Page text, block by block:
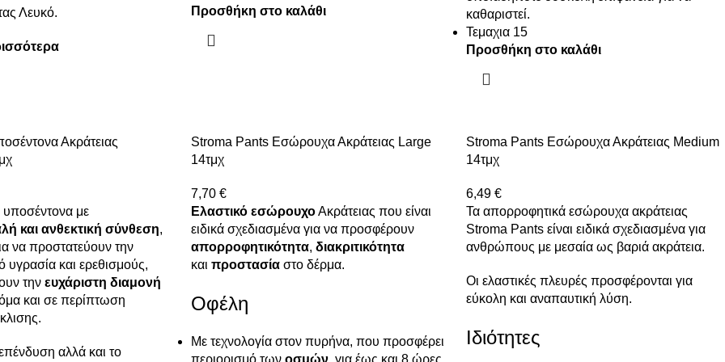
Λευκό. Προσθήκη στο καλάθι
καθαριστεί.
Τεμαχια 15
Προσθήκη στο καλάθι
Ακράτειας
με
και ανθεκτική σύνθεση,
να προστατεύουν την
υγρασία και ερεθισμούς,
την ευχάριστη διαμονή
και σε περίπτωση
αλλά και το
Stroma Pants Εσώρουχα Ακράτειας Large
14τμχ
7,70 €
Ελαστικό εσώρουχοΑκράτειας που είναι
ειδικά σχεδιασμένα για να προσφέρουν
απορροφητικότητα, διακριτικότητα
και προστασίαστο δέρμα.
Οφέλη
Με τεχνολογία στον πυρήνα, που προσφέρει
περιορισμό των οσμών, για έως και 8 ώρες.
Stroma Pants Εσώρουχα Ακράτειας Medium
14τμχ
6,49 €
Τα απορροφητικά εσώρουχα ακράτειας
Stroma Pants είναι ειδικά σχεδιασμένα για
ανθρώπους με μεσαία ως βαριά ακράτεια.
Οι ελαστικές πλευρές προσφέρονται για
εύκολη και αναπαυτική λύση.
Ιδιότητες